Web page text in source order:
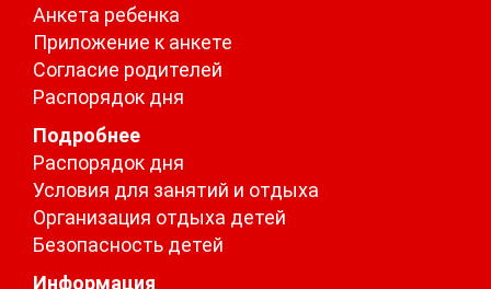
Анкета ребенка
Приложение к анкете
Согласие родителей
Распорядок дня
Подробнее
Распорядок дня
Условия для занятий и отдыха
Организация отдыха детей
Безопасность детей
Информация